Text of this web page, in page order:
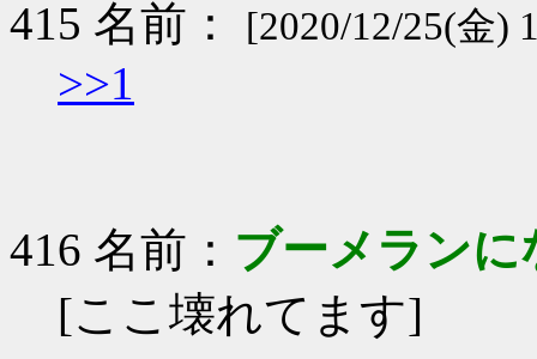
415 名前： [2020/12/25(金)
>>1
416 名前： ブーメラン
[ここ壊れてます]